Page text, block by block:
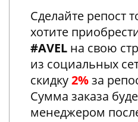
Сделайте репост
хотите
#AVEL на свою
из социальных
скидку2%за
Сумма заказа
менеджером